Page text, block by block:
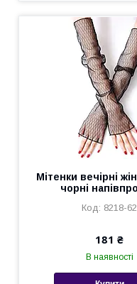
Мітенки вечірні
чорні
8218-62
181 ₴
В наявності